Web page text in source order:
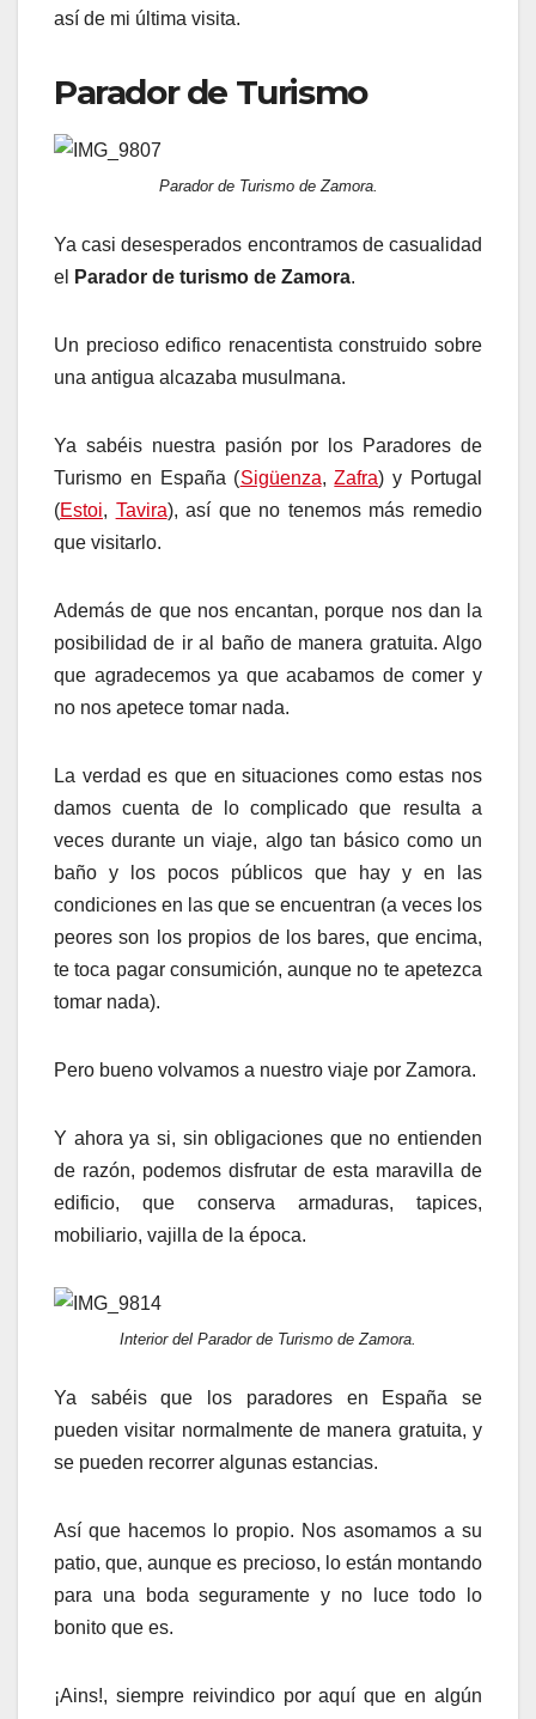
así de mi última visita.
Parador de Turismo
Parador de Turismo de Zamora.
Ya casi desesperados encontramos de casualidad
el
Parador de turismo de Zamora.
Un precioso edifico renacentista construido sobre
una antigua alcazaba musulmana.
Ya sabéis nuestra pasión por los Paradores de
Turismo en España (Sigüenza,Zafra) y Portugal
(Estoi, Tavira), así que no tenemos más remedio
que visitarlo.
Además de que nos encantan, porque nos dan la
posibilidad de ir al baño de manera gratuita. Algo
que agradecemos ya que acabamos de comer y
no nos apetece tomar nada.
La verdad es que en situaciones como estas nos
damos cuenta de lo complicado que resulta a
veces durante un viaje, algo tan básico como un
baño y los pocos públicos que hay y en las
condiciones en las que se encuentran (a veces los
peores son los propios de los bares, que encima,
te toca pagar consumición, aunque no te apetezca
tomar nada).
Pero bueno volvamos a nuestro viaje por Zamora.
Y ahora ya si, sin obligaciones que no entienden
de razón, podemos disfrutar de esta maravilla de
edificio, que conserva armaduras, tapices,
mobiliario, vajilla de la época.
Interior del Parador de Turismo de Zamora.
Ya sabéis que los paradores en España se
pueden visitar normalmente de manera gratuita, y
se pueden recorrer algunas estancias.
Así que hacemos lo propio. Nos asomamos a su
patio, que, aunque es precioso, lo están montando
para una boda seguramente y no luce todo lo
bonito que es.
¡Ains!, siempre reivindico por aquí que en algún